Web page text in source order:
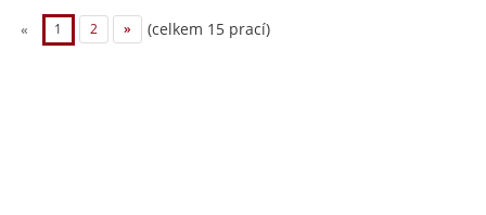
« 1 2 » (celkem 15 prací)